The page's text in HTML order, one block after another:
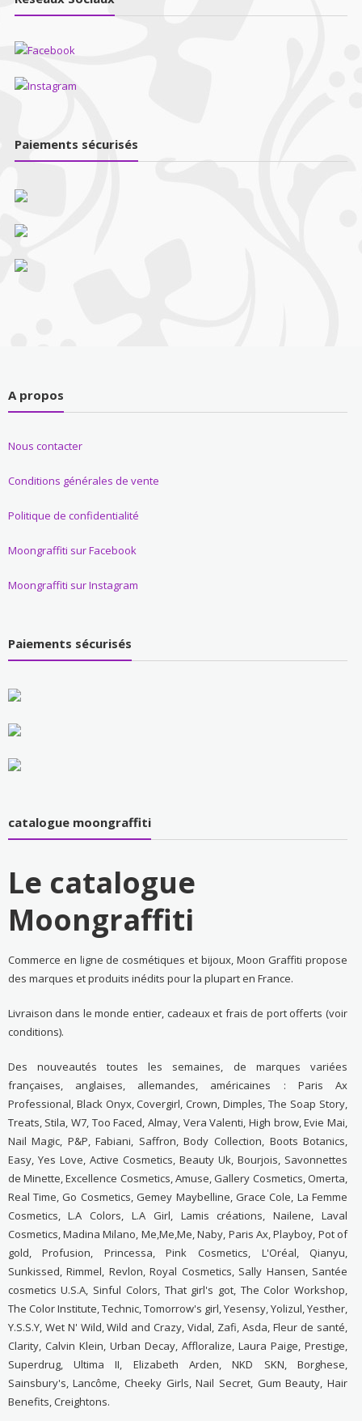
Paiements sécurisés
A propos
Nous contacter
Conditions générales de vente
Politique de confidentialité
Moongraffiti sur Facebook
Moongraffiti sur Instagram
Paiements sécurisés
catalogue moongraffiti
Le catalogue
Moongraffiti
Commerce en ligne de cosmétiques et bijoux, Moon Graffiti propose
des marques et produits inédits pour la plupart en France.
Livraison dans le monde entier, cadeaux et frais de port offerts (voir
conditions).
Des nouveautés toutes les semaines, de marques variées
françaises, anglaises, allemandes, américaines : Paris Ax
Professional, Black Onyx, Covergirl, Crown, Dimples, The Soap Story,
Treats, Stila, W7, Too Faced, Almay, Vera Valenti, High brow, Evie Mai,
Nail Magic, P&P, Fabiani, Saffron, Body Collection, Boots Botanics,
Easy, Yes Love, Active Cosmetics, Beauty Uk, Bourjois, Savonnettes
de Minette, Excellence Cosmetics, Amuse, Gallery Cosmetics, Omerta,
Real Time, Go Cosmetics, Gemey Maybelline, Grace Cole, La Femme
Cosmetics, L.A Colors, L.A Girl, Lamis créations, Nailene, Laval
Cosmetics, Madina Milano, Me,Me,Me, Naby, Paris Ax, Playboy, Pot of
gold, Profusion, Princessa, Pink Cosmetics, L'Oréal, Qianyu,
Sunkissed, Rimmel, Revlon, Royal Cosmetics, Sally Hansen, Santée
cosmetics U.S.A, Sinful Colors, That girl's got, The Color Workshop,
The Color Institute, Technic, Tomorrow's girl, Yesensy, Yolizul, Yesther,
Y.S.S.Y, Wet N' Wild, Wild and Crazy, Vidal, Zafi, Asda, Fleur de santé,
Clarity, Calvin Klein, Urban Decay, Affloralize, Laura Paige, Prestige,
Superdrug, Ultima II, Elizabeth Arden, NKD SKN, Borghese,
Sainsbury's, Lancôme, Cheeky Girls, Nail Secret, Gum Beauty, Hair
Benefits, Creightons.